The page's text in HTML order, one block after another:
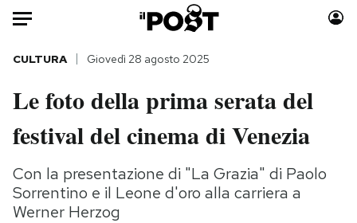
Auto
HOME
Italia
Politica
Tecnologia
Moda
Consumismi
Storie/Idee
CULTURA Giovedì 28 agosto 2025
Le foto della prima serata del
festival del cinema di Venezia
Con la presentazione di "La Grazia" di Paolo
Sorrentino e il Leone d'oro alla carriera a
Werner Herzog